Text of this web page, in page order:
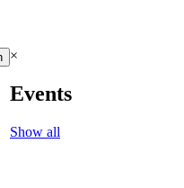
×
Events
Show all